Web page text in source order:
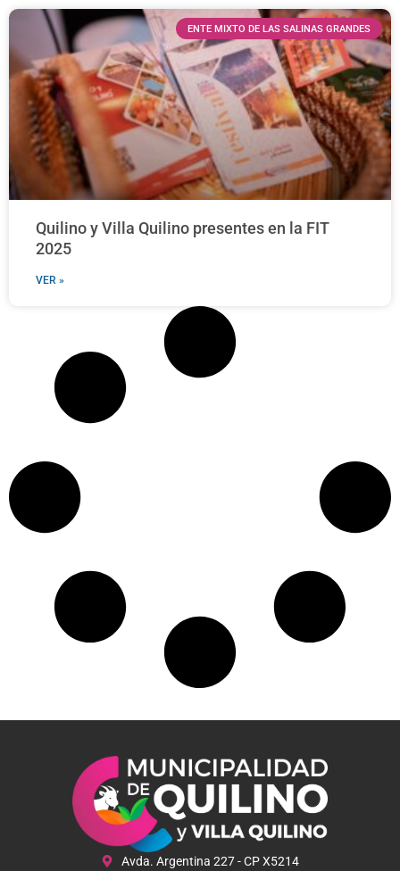
ENTE MIXTO DE LAS SALINAS GRANDES
Quilino y Villa Quilino presentes en la FIT
2025
VER »
Avda. Argentina 227 - CP X5214